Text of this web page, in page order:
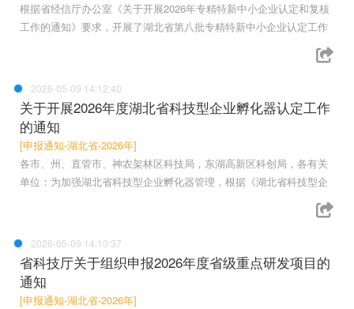
根据省经信厅办公室《关于开展2026年专精特新中小企业认定和复核
工作的通知》要求，开展了湖北省第八批专精特新中小企业认定工作
2026-05-09 14:12:40
关于开展2026年度湖北省科技型企业孵化器认定工作
的通知
[申报通知-湖北省-2026年]
各市、州、直管市、神农架林区科技局，东湖高新区科创局，各有关
单位：为加强湖北省科技型企业孵化器管理，根据《湖北省科技型企
2026-05-09 14:10:37
省科技厅关于组织申报2026年度省级重点研发项目的
通知
[申报通知-湖北省-2026年]